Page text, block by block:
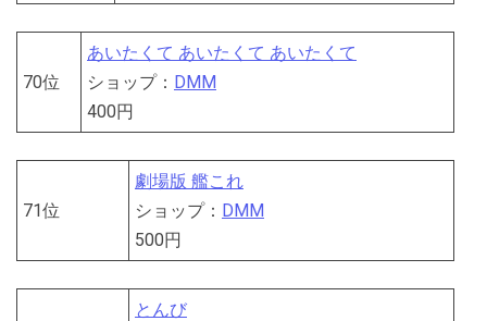
70位
あいたくて あいたくて あいたくて
ショップ： DMM
400円
71位
劇場版 艦これ
ショップ： DMM
500円
とんび